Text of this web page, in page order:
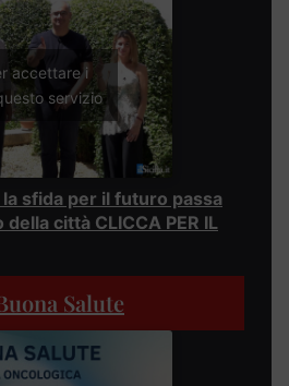
accettare i
servizio
la sfida per il futuro passa
città CLICCA PER IL
Salute